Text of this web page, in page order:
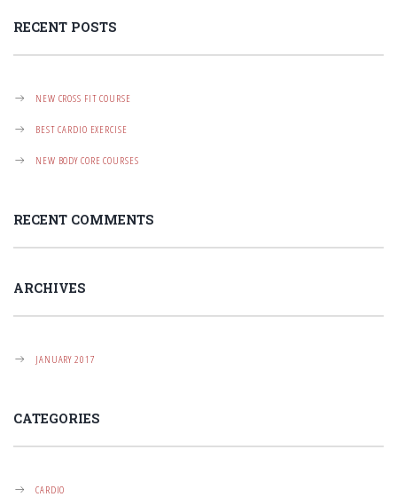
I
O
N
RECENT POSTS
NEW CROSS FIT COURSE
BEST CARDIO EXERCISE
NEW BODY CORE COURSES
RECENT COMMENTS
ARCHIVES
JANUARY 2017
CATEGORIES
CARDIO